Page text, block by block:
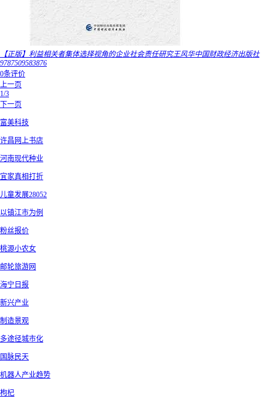
【正版】利益相关者集体选择视角的企业社会责任研究王风华中国财政经济出版社
9787509583876
0条评价
上一页
1/3
下一页
富美科技
许昌网上书店
河南现代种业
宜家真相打折
儿童发展28052
以镇江市为例
粉丝报价
桃源小农女
邮轮旅游网
海宁日报
新兴产业
制造景观
多途径城市化
国脉民天
机器人产业趋势
枸杞